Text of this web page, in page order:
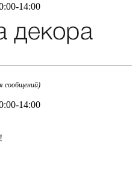
14:00
сообщений)
14:00